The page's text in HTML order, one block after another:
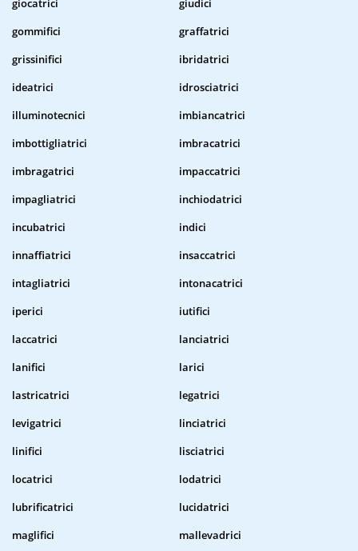
giocatrici
giudici
gommifici
graffatrici
grissinifici
ibridatrici
ideatrici
idrosciatrici
illuminotecnici
imbiancatrici
imbottigliatrici
imbracatrici
imbragatrici
impaccatrici
impagliatrici
inchiodatrici
incubatrici
indici
innaffiatrici
insaccatrici
intagliatrici
intonacatrici
iperici
iutifici
laccatrici
lanciatrici
lanifici
larici
lastricatrici
legatrici
levigatrici
linciatrici
linifici
lisciatrici
locatrici
lodatrici
lubrificatrici
lucidatrici
maglifici
mallevadrici